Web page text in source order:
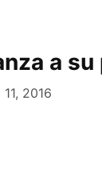
a
2016